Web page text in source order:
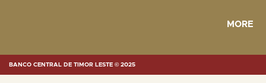
MORE
BANCO CENTRAL DE TIMOR LESTE © 2025